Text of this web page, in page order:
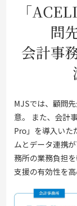
「
問
会計事
MJSでは、顧問
意。 また、会計
Pro」を導入いた
ムとデータ連携
務所の業務負担
支援の有効性を